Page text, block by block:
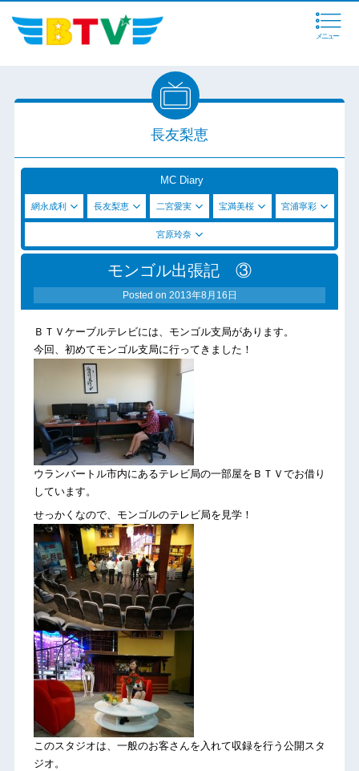
メニュー
長友梨恵
MC Diary
網永成利 長友梨恵 二宮愛実 宝満美桜 宮浦寧彩
宮原玲奈
モンゴル出張記 ③
Posted on 2013年8月16日
ＢＴＶケーブルテレビには、モンゴル支局があります。
今回、初めてモンゴル支局に行ってきました！
ウランバートル市内にあるテレビ局の一部屋をＢＴＶでお借り
しています。
せっかくなので、モンゴルのテレビ局を見学！
このスタジオは、一般のお客さんを入れて収録を行う公開スタ
ジオ。